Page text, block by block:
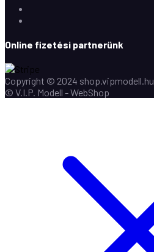
Online fizetési partnerünk
Copyright © 2024 shop.vipmodell.hu
© V.I.P. Modell - WebShop